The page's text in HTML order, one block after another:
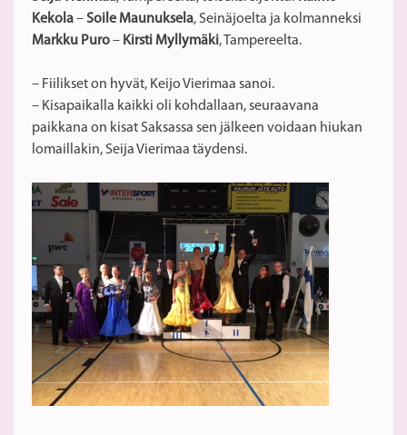
Kekola–Soile Maunuksela, Seinäjoelta ja kolmanneksi
Markku Puro– Kirsti Myllymäki, Tampereelta.
– Fiilikset on hyvät, Keijo Vierimaa sanoi.
– Kisapaikalla kaikki oli kohdallaan, seuraavana
paikkana on kisat Saksassa sen jälkeen voidaan hiukan
lomaillakin, Seija Vierimaa täydensi.